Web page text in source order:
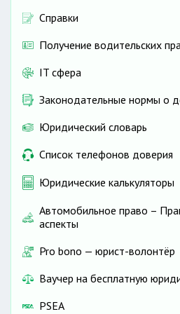
Справки
Получение водительских
IT сфера
Законодательные нормы о
Юридический словарь
Список телефонов доверия
Юридические калькуляторы
Автомобильное право –
аспекты
Pro bono — юрист-волонтёр
Ваучер на бесплатную
PSEA